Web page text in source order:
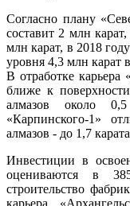
Согласно плану
составит 2 млн
млн карат, в 2018
уровня 4,3 млн карат
В отработке карьера
ближе к
алмазов около
«Карпинского-1»
алмазов - до 1,7
Инвестиции в
оцениваются в
строительство
карьера